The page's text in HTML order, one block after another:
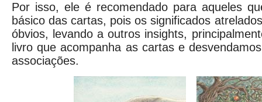
Por isso, ele é recomendado para aqueles
básico das cartas, pois os significados
óbvios, levando a outros insights,
livro que acompanha as cartas e
associações.